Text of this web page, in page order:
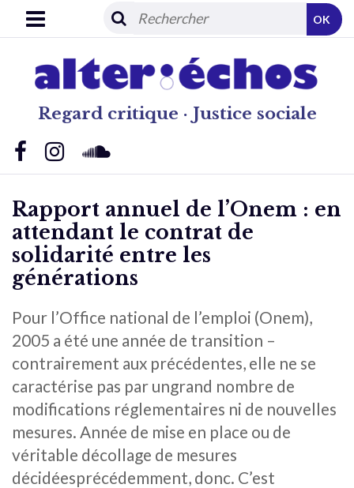
Regard critique · Justice sociale
OK
Rapport annuel de l’Onem : en
attendant le contrat de
solidarité entre les
générations
Pour l’Office national de l’emploi (Onem),
2005 a été une année de transition –
contrairement aux précédentes, elle ne se
caractérise pas par ungrand nombre de
modifications réglementaires ni de nouvelles
mesures. Année de mise en place ou de
véritable décollage de mesures
décidéesprécédemment, donc. C’est